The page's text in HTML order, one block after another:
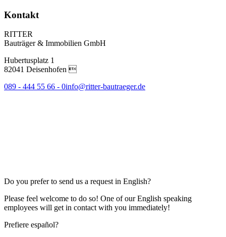
Kontakt
RITTER
Bauträger & Immobilien GmbH
Hubertusplatz 1
82041 Deisenhofen 
089 - 444 55 66 - 0info@ritter-bautraeger.de
Do you prefer to send us a request in English?
Please feel welcome to do so! One of our English speaking
employees will get in contact with you immediately!
Prefiere español?